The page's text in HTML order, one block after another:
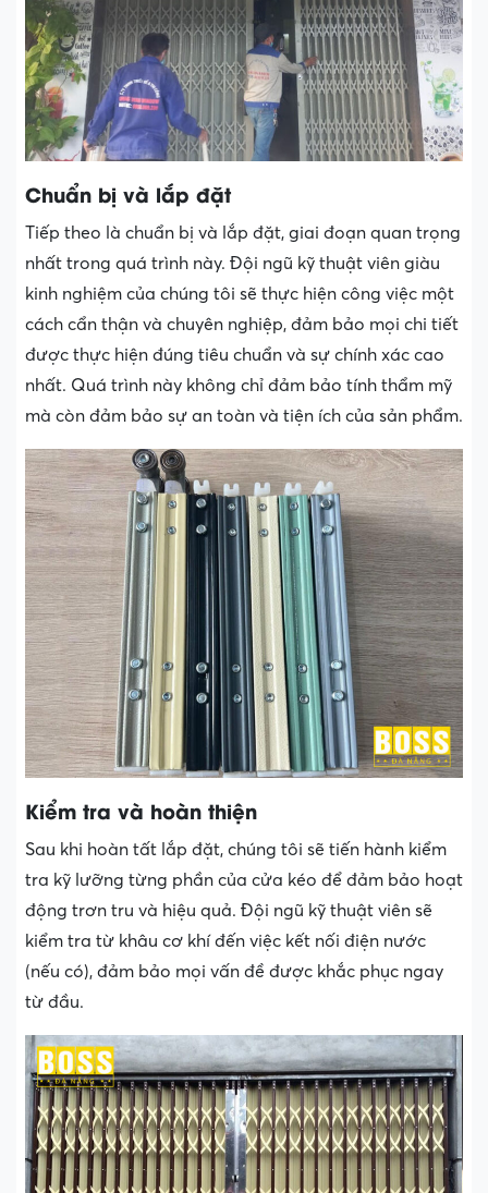
Chuẩn bị và lắp đặt
Tiếp theo là chuẩn bị và lắp đặt, giai đoạn quan trọng
nhất trong quá trình này. Đội ngũ kỹ thuật viên giàu
kinh nghiệm của chúng tôi sẽ thực hiện công việc một
cách cẩn thận và chuyên nghiệp, đảm bảo mọi chi tiết
được thực hiện đúng tiêu chuẩn và sự chính xác cao
nhất. Quá trình này không chỉ đảm bảo tính thẩm mỹ
mà còn đảm bảo sự an toàn và tiện ích của sản phẩm.
Kiểm tra và hoàn thiện
Sau khi hoàn tất lắp đặt, chúng tôi sẽ tiến hành kiểm
tra kỹ lưỡng từng phần của cửa kéo để đảm bảo hoạt
động trơn tru và hiệu quả. Đội ngũ kỹ thuật viên sẽ
kiểm tra từ khâu cơ khí đến việc kết nối điện nước
(nếu có), đảm bảo mọi vấn đề được khắc phục ngay
từ đầu.